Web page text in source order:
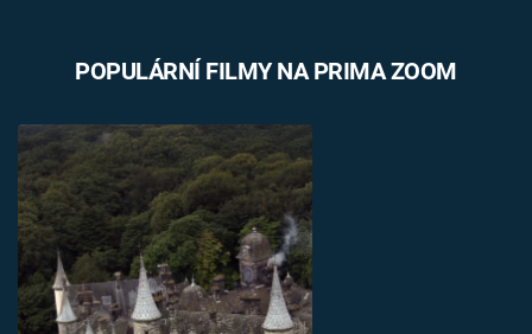
POPULÁRNÍ FILMY NA PRIMA ZOOM